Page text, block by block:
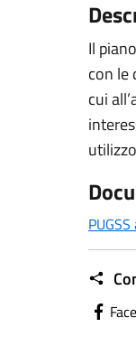
Il
con le
cui